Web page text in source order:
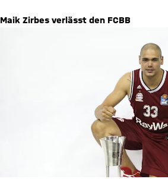
Maik Zirbes verlässt den FCBB